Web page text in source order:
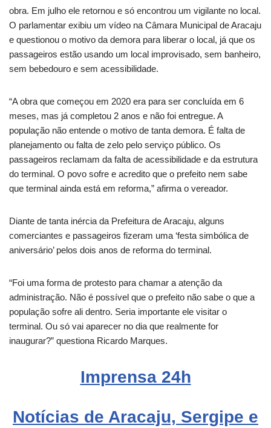
obra. Em julho ele retornou e só encontrou um vigilante no local.
O parlamentar exibiu um vídeo na Câmara Municipal de Aracaju
e questionou o motivo da demora para liberar o local, já que os
passageiros estão usando um local improvisado, sem banheiro,
sem bebedouro e sem acessibilidade.
“A obra que começou em 2020 era para ser concluída em 6
meses, mas já completou 2 anos e não foi entregue. A
população não entende o motivo de tanta demora. É falta de
planejamento ou falta de zelo pelo serviço público. Os
passageiros reclamam da falta de acessibilidade e da estrutura
do terminal. O povo sofre e acredito que o prefeito nem sabe
que terminal ainda está em reforma,” afirma o vereador.
Diante de tanta inércia da Prefeitura de Aracaju, alguns
comerciantes e passageiros fizeram uma ‘festa simbólica de
aniversário’ pelos dois anos de reforma do terminal.
“Foi uma forma de protesto para chamar a atenção da
administração. Não é possível que o prefeito não sabe o que a
população sofre ali dentro. Seria importante ele visitar o
terminal. Ou só vai aparecer no dia que realmente for
inaugurar?” questiona Ricardo Marques.
Imprensa 24h
Notícias de Aracaju, Sergipe e